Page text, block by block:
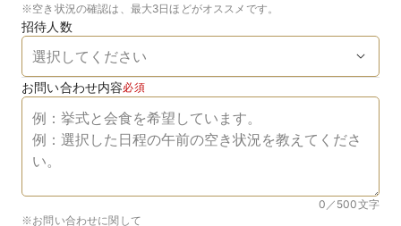
※空き状況の確認は、最大3日ほどがオススメです。
招待人数
お問い合わせ内容必須
0／500文字
※お問い合わせに関して